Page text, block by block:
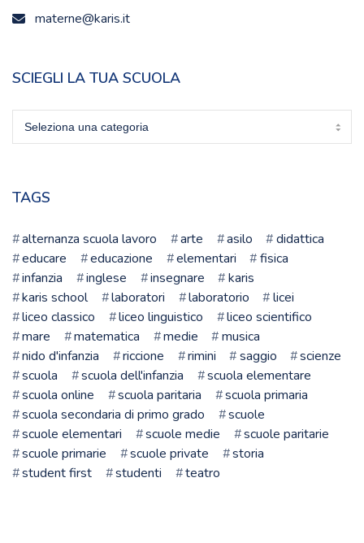
materne@karis.it
SCIEGLI LA TUA SCUOLA
Sciegli
TAGS
alternanza scuola lavoro arte asilo
didattica
educare
educazione elementari
fisica
infanzia
inglese insegnare
karis
karis school
laboratori laboratorio
licei
liceo classico
liceo linguistico
liceo scientifico
mare
matematica medie
musica
nido d'infanzia
riccione rimini saggio
scienze
scuola
scuola dell'infanzia
scuola elementare
scuola online
scuola paritaria
scuola primaria
scuola secondaria di primo grado
scuole
scuole elementari
scuole medie
scuole paritarie
scuole primarie
scuole private
storia
student first
studenti teatro